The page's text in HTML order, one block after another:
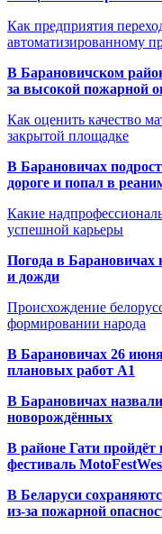
Как предприятия
автоматизированному
В Барановичском
за высокой пожарной
Как оценить качество
закрытой площадке
В Барановичах
дороге и попал в
Какие
успешной карьеры
Погода в Барановичах
и дожди
Происхождение
формировании народа
В Барановичах 26
плановых работ A1
В Барановичах
новорождённых
В районе Гати
фестиваль
В Беларуси
из-за пожарной